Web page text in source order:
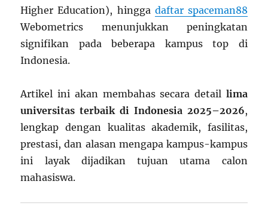
Higher Education), hingga daftar spaceman88
Webometrics menunjukkan peningkatan
signifikan pada beberapa kampus top di
Indonesia.
Artikel ini akan membahas secara detail lima
universitas terbaik di Indonesia 2025–2026,
lengkap dengan kualitas akademik, fasilitas,
prestasi, dan alasan mengapa kampus-kampus
ini layak dijadikan tujuan utama calon
mahasiswa.